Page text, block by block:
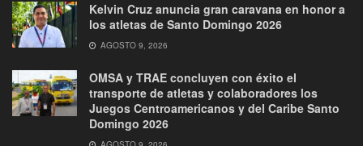
Kelvin Cruz anuncia gran caravana en honor a
los atletas de Santo Domingo 2026
AGOSTO 9, 2026
OMSA y TRAE concluyen con éxito el
transporte de atletas y colaboradores los
Juegos Centroamericanos y del Caribe Santo
Domingo 2026